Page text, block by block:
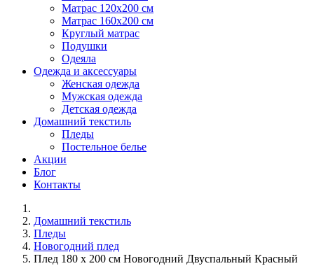
Матраc 120х200 см
Матрас 160х200 см
Круглый матрас
Подушки
Одеяла
Одежда и аксессуары
Женская одежда
Мужская одежда
Детская одежда
Домашний текстиль
Пледы
Постельное белье
Акции
Блог
Контакты
Домашний текстиль
Пледы
Новогодний плед
Плед 180 x 200 см Новогодний Двуспальный Красный